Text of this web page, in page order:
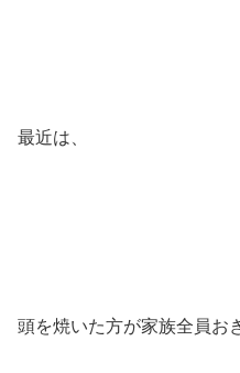
最近は、
頭を焼いた方が家族全員お